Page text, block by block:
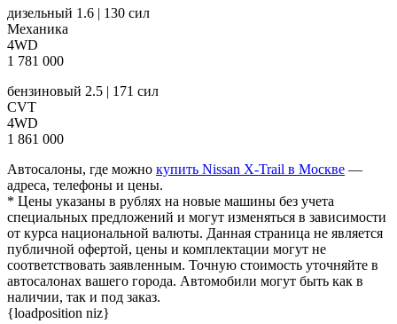
дизельный 1.6 | 130 сил
Механика
4WD
1 781 000
бензиновый 2.5 | 171 сил
CVT
4WD
1 861 000
Автосалоны, где можно купить Nissan X-Trail в Москве —
адреса, телефоны и цены.
* Цены указаны в рублях на новые машины без учета
специальных предложений и могут изменяться в зависимости
от курса национальной валюты. Данная страница не является
публичной офертой, цены и комплектации могут не
соответствовать заявленным. Точную стоимость уточняйте в
автосалонах вашего города. Автомобили могут быть как в
наличии, так и под заказ.
{loadposition niz}